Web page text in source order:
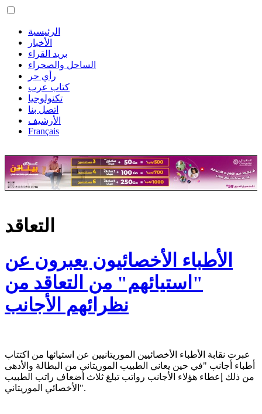
الرئيسية
الأخبار
بريد القراء
الساحل والصحراء
رأي حر
كتاب عرب
تكنولوجيا
اتصل بنا
الأرشيف
Français
التعاقد
الأطباء الأخصائيون يعبرون عن
"استيائهم" من التعاقد من
نظرائهم الأجانب
عبرت نقابة الأطباء الأخصائيين الموريتانيين عن استيائها من اكتتاب
أطباء أجانب "في حين يعاني الطبيب الموريتاني من البطالة والأدهى
من ذلك إعطاء هؤلاء الأجانب رواتب تبلغ ثلاث أضعاف راتب الطبيب
الأخصائي الموريتاني".